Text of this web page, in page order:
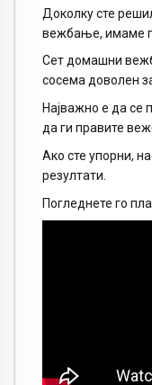
Доколку сте
вежбање, имаме
Сет домашни
сосема доволен
Најважно е да се
да ги правите
Ако сте упорни,
резултати.
Погледнете го